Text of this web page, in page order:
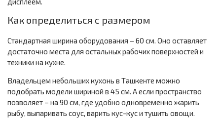
Как определиться с размером
Стандартная ширина оборудования – 60 см. Оно оставляет
достаточно места для остальных рабочих поверхностей и
техники на кухне.
Владельцем небольших кухонь в Ташкенте можно
подобрать модели шириной в 45 см. А если пространство
позволяет – на 90 см, где удобно одновременно жарить
рыбу, выпаривать соус, варить кус-кус и тушить овощи.